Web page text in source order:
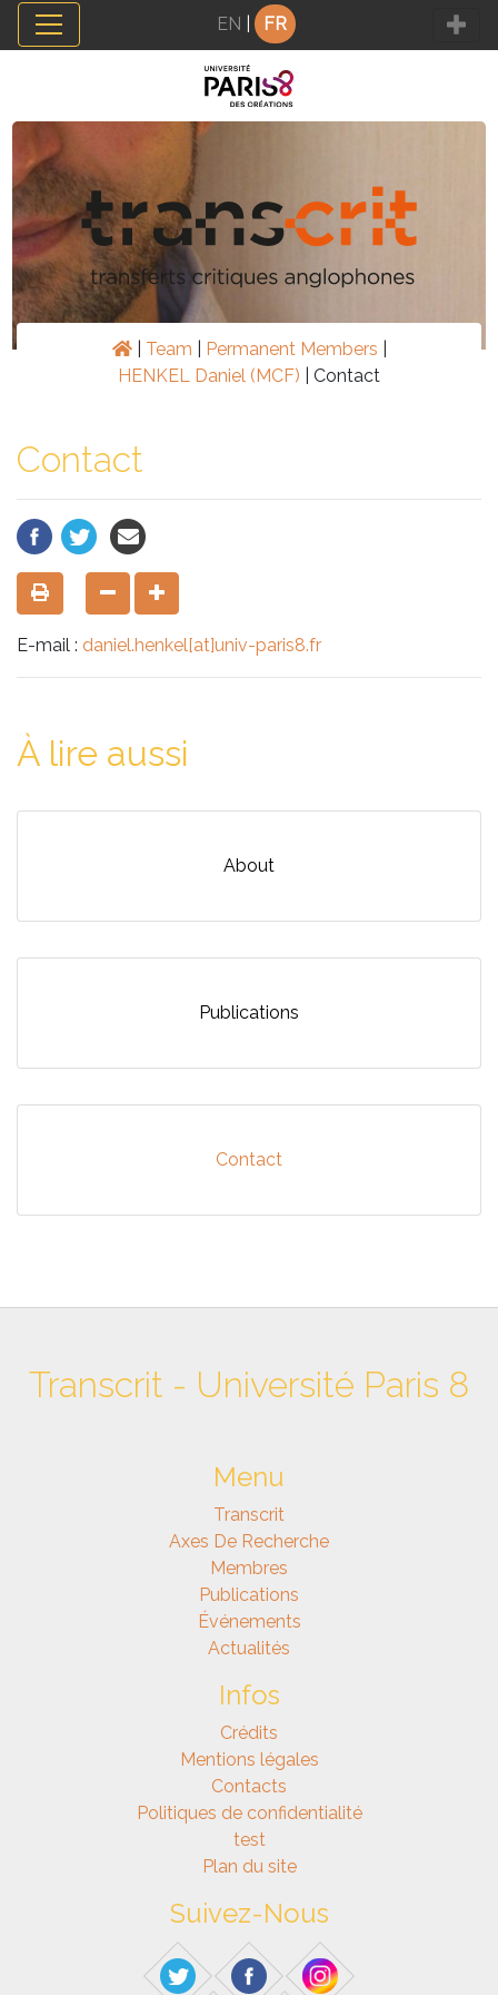
Panneau de gestion des cookies
EN FR
Team Permanent Members
HENKEL Daniel (MCF)
Contact
Contact
E-mail : daniel.henkel[at]univ-paris8.fr
À lire aussi
About
Publications
Contact
Transcrit - Université Paris 8
Menu
Transcrit
Axes De Recherche
Membres
Publications
Événements
Actualités
Infos
Crédits
Mentions légales
Contacts
Politiques de confidentialité
test
Plan du site
Suivez-Nous